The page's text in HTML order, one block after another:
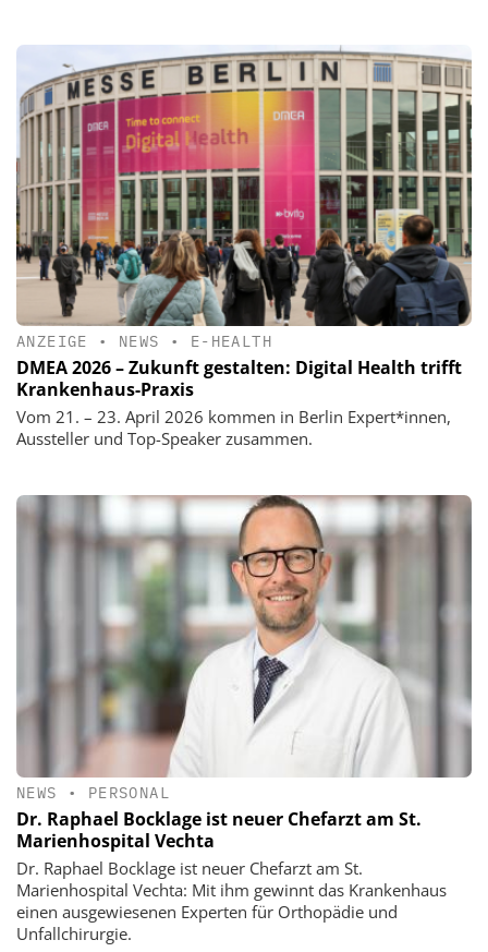
ANZEIGE • NEWS • E-HEALTH
DMEA 2026 – Zukunft gestalten: Digital Health trifft
Krankenhaus-Praxis
Vom 21. – 23. April 2026 kommen in Berlin Expert*innen,
Aussteller und Top-Speaker zusammen.
NEWS • PERSONAL
Dr. Raphael Bocklage ist neuer Chefarzt am St.
Marienhospital Vechta
Dr. Raphael Bocklage ist neuer Chefarzt am St.
Marienhospital Vechta: Mit ihm gewinnt das Krankenhaus
einen ausgewiesenen Experten für Orthopädie und
Unfallchirurgie.